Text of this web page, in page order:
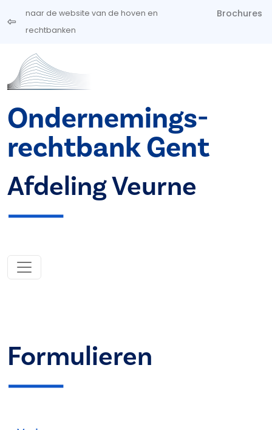
Overslaan en naar de inhoud gaan
naar de website van de hoven en
rechtbanken
Brochures
Ondernemings­
rechtbank Gent
Afdeling Veurne
Formulieren